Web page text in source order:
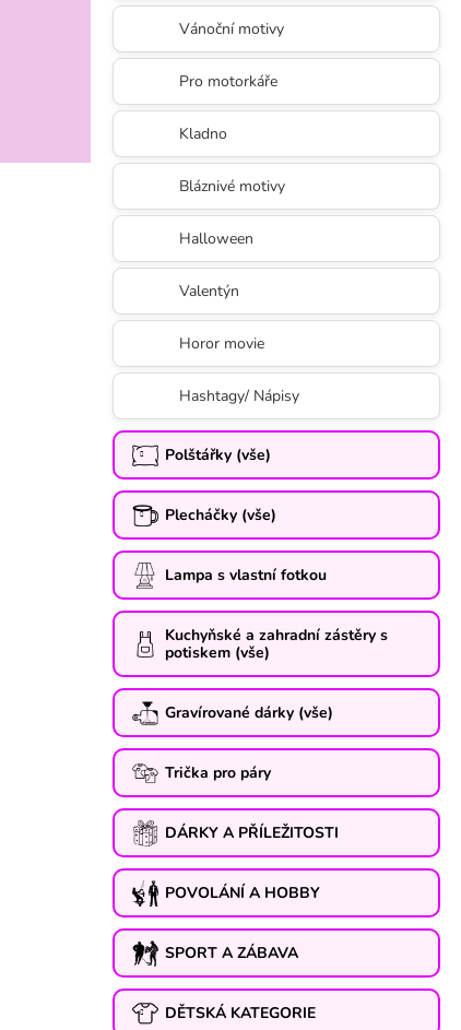
Vánoční motivy
Pro motorkáře
Kladno
Bláznivé motivy
Halloween
Valentýn
Horor movie
Hashtagy/ Nápisy
Polštářky (vše)
Plecháčky (vše)
Lampa s vlastní fotkou
Kuchyňské a zahradní zástěry s
potiskem (vše)
Gravírované dárky (vše)
Trička pro páry
DÁRKY A PŘÍLEŽITOSTI
POVOLÁNÍ A HOBBY
SPORT A ZÁBAVA
DĚTSKÁ KATEGORIE